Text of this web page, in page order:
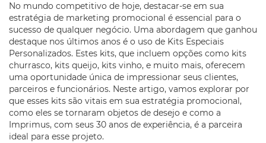
No mundo competitivo de hoje, destacar-se em sua
estratégia de marketing promocional é essencial para o
sucesso de qualquer negócio. Uma abordagem que ganhou
destaque nos últimos anos é o uso de Kits Especiais
Personalizados. Estes kits, que incluem opções como kits
churrasco, kits queijo, kits vinho, e muito mais, oferecem
uma oportunidade única de impressionar seus clientes,
parceiros e funcionários. Neste artigo, vamos explorar por
que esses kits são vitais em sua estratégia promocional,
como eles se tornaram objetos de desejo e como a
Imprimus, com seus 30 anos de experiência, é a parceira
ideal para esse projeto.